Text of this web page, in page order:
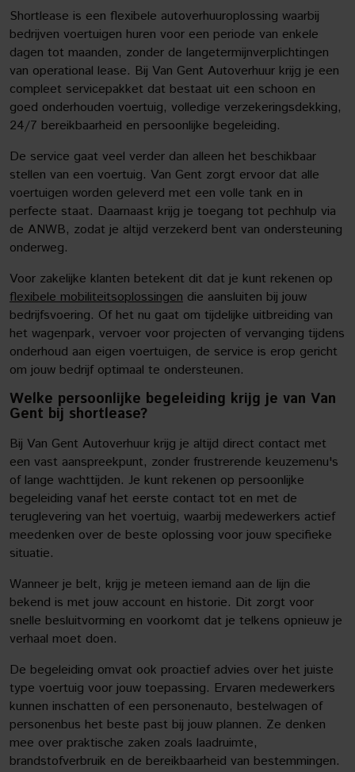
Shortlease is een flexibele autoverhuuroplossing waarbij
bedrijven voertuigen huren voor een periode van enkele
dagen tot maanden, zonder de langetermijnverplichtingen
van operational lease. Bij Van Gent Autoverhuur krijg je een
compleet servicepakket dat bestaat uit een schoon en
goed onderhouden voertuig, volledige verzekeringsdekking,
24/7 bereikbaarheid en persoonlijke begeleiding.
De service gaat veel verder dan alleen het beschikbaar
stellen van een voertuig. Van Gent zorgt ervoor dat alle
voertuigen worden geleverd met een volle tank en in
perfecte staat. Daarnaast krijg je toegang tot pechhulp via
de ANWB, zodat je altijd verzekerd bent van ondersteuning
onderweg.
Voor zakelijke klanten betekent dit dat je kunt rekenen op
flexibele mobiliteitsoplossingen die aansluiten bij jouw
bedrijfsvoering. Of het nu gaat om tijdelijke uitbreiding van
het wagenpark, vervoer voor projecten of vervanging tijdens
onderhoud aan eigen voertuigen, de service is erop gericht
om jouw bedrijf optimaal te ondersteunen.
Welke persoonlijke begeleiding krijg je van Van
Gent bij shortlease?
Bij Van Gent Autoverhuur krijg je altijd direct contact met
een vast aanspreekpunt, zonder frustrerende keuzemenu's
of lange wachttijden. Je kunt rekenen op persoonlijke
begeleiding vanaf het eerste contact tot en met de
teruglevering van het voertuig, waarbij medewerkers actief
meedenken over de beste oplossing voor jouw specifieke
situatie.
Wanneer je belt, krijg je meteen iemand aan de lijn die
bekend is met jouw account en historie. Dit zorgt voor
snelle besluitvorming en voorkomt dat je telkens opnieuw je
verhaal moet doen.
De begeleiding omvat ook proactief advies over het juiste
type voertuig voor jouw toepassing. Ervaren medewerkers
kunnen inschatten of een personenauto, bestelwagen of
personenbus het beste past bij jouw plannen. Ze denken
mee over praktische zaken zoals laadruimte,
brandstofverbruik en de bereikbaarheid van bestemmingen.